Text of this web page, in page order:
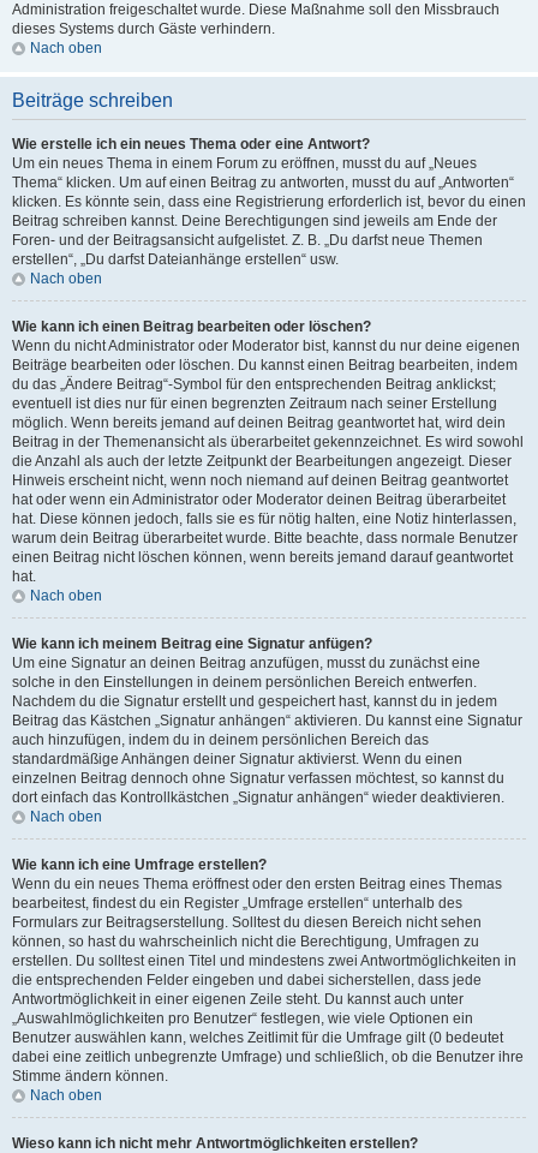
Administration freigeschaltet wurde. Diese Maßnahme soll den Missbrauch
dieses Systems durch Gäste verhindern.
Nach oben
Beiträge schreiben
Wie erstelle ich ein neues Thema oder eine Antwort?
Um ein neues Thema in einem Forum zu eröffnen, musst du auf „Neues
Thema“ klicken. Um auf einen Beitrag zu antworten, musst du auf „Antworten“
klicken. Es könnte sein, dass eine Registrierung erforderlich ist, bevor du einen
Beitrag schreiben kannst. Deine Berechtigungen sind jeweils am Ende der
Foren- und der Beitragsansicht aufgelistet. Z. B. „Du darfst neue Themen
erstellen“, „Du darfst Dateianhänge erstellen“ usw.
Nach oben
Wie kann ich einen Beitrag bearbeiten oder löschen?
Wenn du nicht Administrator oder Moderator bist, kannst du nur deine eigenen
Beiträge bearbeiten oder löschen. Du kannst einen Beitrag bearbeiten, indem
du das „Ändere Beitrag“-Symbol für den entsprechenden Beitrag anklickst;
eventuell ist dies nur für einen begrenzten Zeitraum nach seiner Erstellung
möglich. Wenn bereits jemand auf deinen Beitrag geantwortet hat, wird dein
Beitrag in der Themenansicht als überarbeitet gekennzeichnet. Es wird sowohl
die Anzahl als auch der letzte Zeitpunkt der Bearbeitungen angezeigt. Dieser
Hinweis erscheint nicht, wenn noch niemand auf deinen Beitrag geantwortet
hat oder wenn ein Administrator oder Moderator deinen Beitrag überarbeitet
hat. Diese können jedoch, falls sie es für nötig halten, eine Notiz hinterlassen,
warum dein Beitrag überarbeitet wurde. Bitte beachte, dass normale Benutzer
einen Beitrag nicht löschen können, wenn bereits jemand darauf geantwortet
hat.
Nach oben
Wie kann ich meinem Beitrag eine Signatur anfügen?
Um eine Signatur an deinen Beitrag anzufügen, musst du zunächst eine
solche in den Einstellungen in deinem persönlichen Bereich entwerfen.
Nachdem du die Signatur erstellt und gespeichert hast, kannst du in jedem
Beitrag das Kästchen „Signatur anhängen“ aktivieren. Du kannst eine Signatur
auch hinzufügen, indem du in deinem persönlichen Bereich das
standardmäßige Anhängen deiner Signatur aktivierst. Wenn du einen
einzelnen Beitrag dennoch ohne Signatur verfassen möchtest, so kannst du
dort einfach das Kontrollkästchen „Signatur anhängen“ wieder deaktivieren.
Nach oben
Wie kann ich eine Umfrage erstellen?
Wenn du ein neues Thema eröffnest oder den ersten Beitrag eines Themas
bearbeitest, findest du ein Register „Umfrage erstellen“ unterhalb des
Formulars zur Beitragserstellung. Solltest du diesen Bereich nicht sehen
können, so hast du wahrscheinlich nicht die Berechtigung, Umfragen zu
erstellen. Du solltest einen Titel und mindestens zwei Antwortmöglichkeiten in
die entsprechenden Felder eingeben und dabei sicherstellen, dass jede
Antwortmöglichkeit in einer eigenen Zeile steht. Du kannst auch unter
„Auswahlmöglichkeiten pro Benutzer“ festlegen, wie viele Optionen ein
Benutzer auswählen kann, welches Zeitlimit für die Umfrage gilt (0 bedeutet
dabei eine zeitlich unbegrenzte Umfrage) und schließlich, ob die Benutzer ihre
Stimme ändern können.
Nach oben
Wieso kann ich nicht mehr Antwortmöglichkeiten erstellen?